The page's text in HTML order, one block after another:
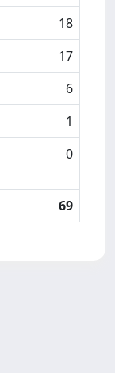
18
17
6
1
0
69